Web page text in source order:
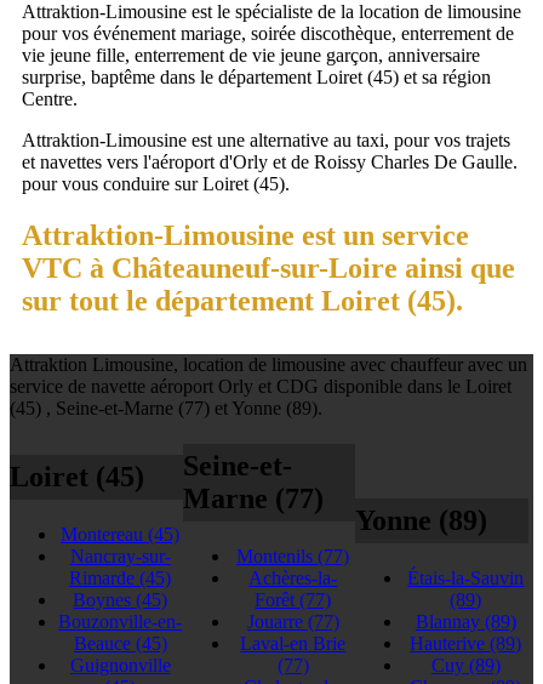
Attraktion-Limousine est le spécialiste de la location de limousine
pour vos événement mariage, soirée discothèque, enterrement de
vie jeune fille, enterrement de vie jeune garçon, anniversaire
surprise, baptême dans le département Loiret (45) et sa région
Centre.
Attraktion-Limousine est une alternative au taxi, pour vos trajets
et navettes vers l'aéroport d'Orly et de Roissy Charles De Gaulle.
pour vous conduire sur Loiret (45).
Attraktion-Limousine est un service
VTC à Châteauneuf-sur-Loire ainsi que
sur tout le département Loiret (45).
Attraktion Limousine, location de limousine avec chauffeur avec un
service de navette aéroport Orly et CDG disponible dans le Loiret
(45) , Seine-et-Marne (77) et Yonne (89).
Loiret (45)
Montereau(45)
Nancray-sur-
Rimarde(45)
Boynes(45)
Bouzonville-en-
Beauce (45)
Guignonville
Seine-et-
Marne (77)
Montenils(77)
Achères-la-
Forêt(77)
Jouarre (77)
Laval-en Brie
(77)
Yonne (89)
Étais-la-Sauvin
(89)
Blannay (89)
Hauterive(89)
Cuy (89)